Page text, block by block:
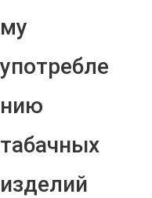
му
употребле
нию
табачных
изделий